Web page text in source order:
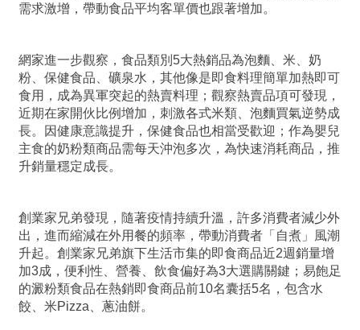
需求激增，帶動食品平均客單價也跟著增加。
網家進一步觀察，食品類別5大熱銷品為泡麵、米、奶
粉、保健食品、礦泉水，其他像是即食料理簡單加熱即可
食用，成為異軍突起的熱賣料理；觀察熱賣品項可發現，
近期在家開伙比例增加，刺激各式米類、泡麵買氣逆勢成
長。因健康意識提升，保健食品也相當受歡迎；作為嬰兒
主食的奶粉類商品需每天沖泡多次，為快速消耗商品，推
升銷量穩定成長。
創業家兄弟發現，隨著疫情持續升溫，許多消費者減少外
出，進而縮減在外用餐的頻率，帶動消費者「自煮」風潮
升起。創業家兄弟旗下生活市集的即食商品近2週銷量增
加3成，便利性、營養、飲食偏好為3大選購關鍵；易飽足
的澱粉類食品在熱銷即食商品前10名囊括5名，包含水
餃、米Pizza、蔥油餅。